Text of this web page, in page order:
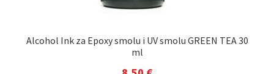
Alcohol Ink za Epoxy smolu i UV smolu GREEN TEA 30
ml